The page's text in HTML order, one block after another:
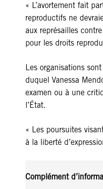
« L’avortement fait
reproductifs ne
aux représailles
pour les droits
Les organisations
duquel Vanessa
examen ou à une
l’État.
« Les poursuites
à la liberté
Complément